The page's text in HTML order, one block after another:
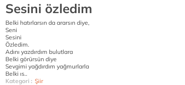
Sesini özledim
Belki hatırlarsın da ararsın diye,
Seni
Sesini
Özledim.
Adını yazdırdım bulutlara
Belki görürsün diye
Sevgimi yağdırdım yağmurlarla
Belki ıs..
Kategori : Şiir